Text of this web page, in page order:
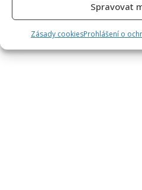
Spravovat
Zásady cookiesProhlášení o